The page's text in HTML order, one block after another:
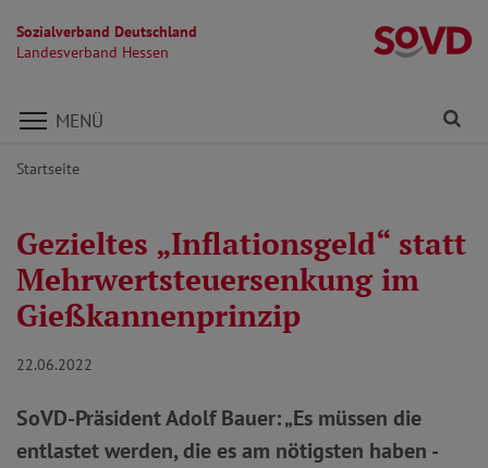
Sozialverband Deutschland
Landesverband Hessen
Direkt zu den Inhalten springen
MENÜ
Startseite
Gezieltes „Inflationsgeld“ statt
Mehrwertsteuersenkung im
Gießkannenprinzip
22.06.2022
SoVD-Präsident Adolf Bauer: „Es müssen die
entlastet werden, die es am nötigsten haben -